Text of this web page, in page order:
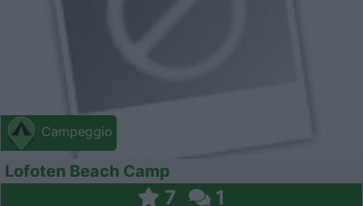
Campeggio
Lofoten Beach Camp
7 1